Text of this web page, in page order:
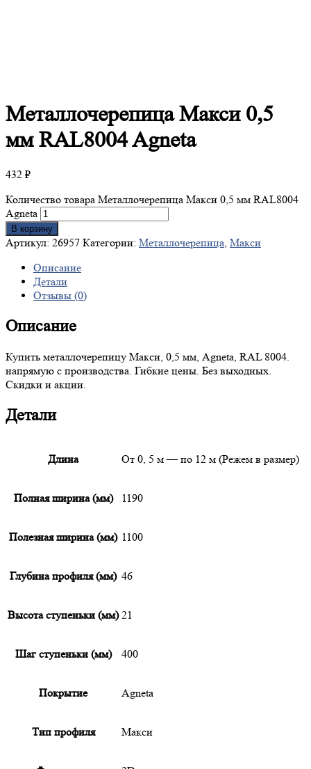
МеталлочерепицаМакси 0,5
мм RAL8004 Agneta
432 ₽
Количество товара Металлочерепица Макси 0,5 мм RAL8004
Agneta
В корзину
Артикул: 26957 Категории: Металлочерепица, Макси
Описание
Детали
Отзывы (0)
Описание
Купить металлочерепицу Макси, 0,5 мм, Agneta, RAL 8004.
напрямую с производства. Гибкие цены. Без выходных.
Скидки и акции.
Детали
Длина От 0, 5 м — по 12 м (Режем в размер)
Полная ширина (мм) 1190
Полезная ширина (мм) 1100
Глубина профиля (мм) 46
Высота ступеньки (мм) 21
Шаг ступеньки (мм) 400
Покрытие Agneta
Тип профиля Макси